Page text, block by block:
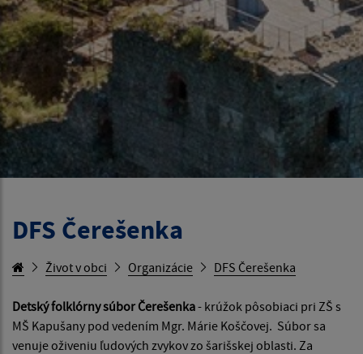
DFS Čerešenka
Život v obci Organizácie DFS Čerešenka
Detský folklórny súbor Čerešenka- krúžok pôsobiaci pri ZŠ s
MŠ Kapušany pod vedením Mgr. Márie Koščovej. Súbor sa
venuje oživeniu ľudových zvykov zo šarišskej oblasti. Za